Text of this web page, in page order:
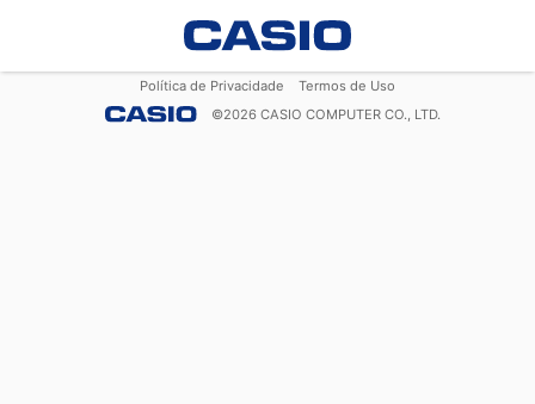
Política de Privacidade
Termos de Uso
©2026 CASIO COMPUTER CO., LTD.